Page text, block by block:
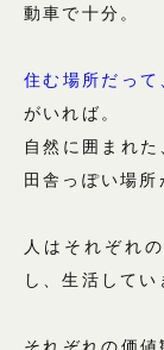
動車で十分。
住む場所だって
がいれば。
自然に囲まれ
田舎っぽい場所
人はそれぞれ
し、生活してい